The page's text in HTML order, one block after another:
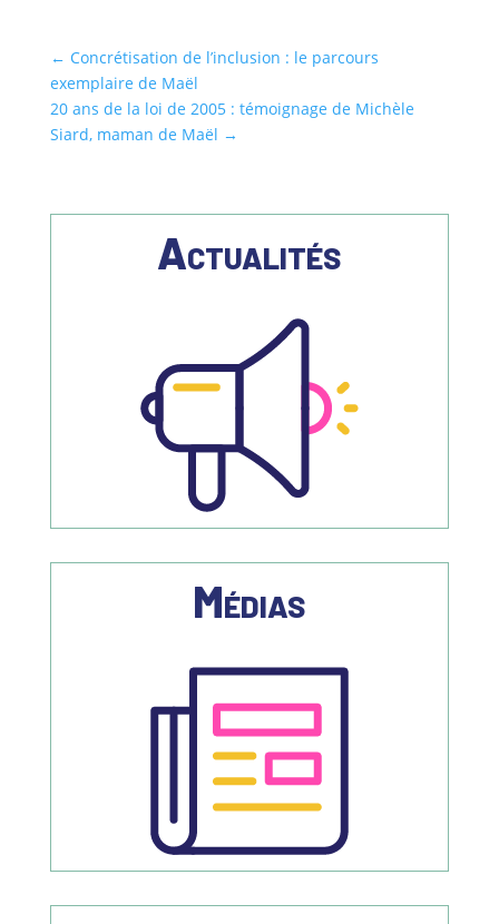
← Concrétisation de l’inclusion : le parcours
exemplaire de Maël
20 ans de la loi de 2005 : témoignage de Michèle
Siard, maman de Maël →
Actualités
Médias